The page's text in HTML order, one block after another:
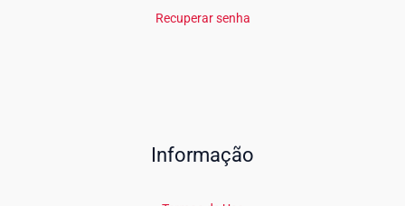
Recuperar senha
Informação